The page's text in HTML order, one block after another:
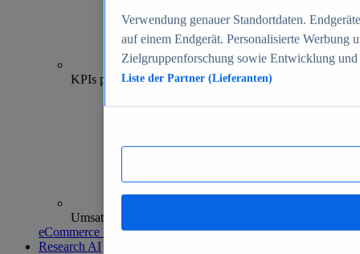
70+
KPIs pro Shop
Umsatzanalysen und -prognosen
eCommerce Insights entdecken
Research AI
Verwendung genauer Standortdaten.
auf einem Endgerät. Personalisierte Werbung
Zielgruppenforschung sowie Entwicklung
Liste der Partner (Lieferanten)